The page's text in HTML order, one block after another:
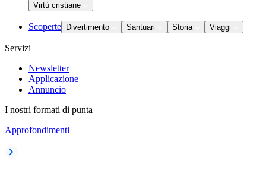
Virtù cristiane
Scoperte Divertimento Santuari Storia Viaggi
Servizi
Newsletter
Applicazione
Annuncio
I nostri formati di punta
Approfondimenti